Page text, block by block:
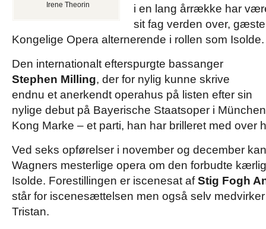
Irene Theorin
i en lang årrække har
sit fag verden over,
Kongelige Opera alternerende i rollen som Isolde.
Den internationalt efterspurgte bassanger
Stephen Milling, der for nylig kunne skrive
endnu et anerkendt operahus på listen efter sin
nylige debut på Bayerische Staatsoper i
Kong Marke – et parti, han har brilleret med over
Ved seks opførelser i november og december
Wagners mesterlige opera om den forbudte
Isolde. Forestillingen er iscenesat afStig Fogh
står for iscenesættelsen men også selv
Tristan.